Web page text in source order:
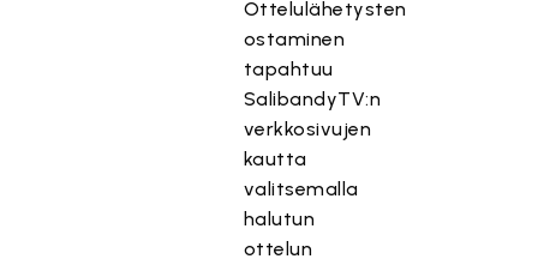
Ottelulähetysten
ostaminen
tapahtuu
SalibandyTV:n
verkkosivujen
kautta
valitsemalla
halutun
ottelun